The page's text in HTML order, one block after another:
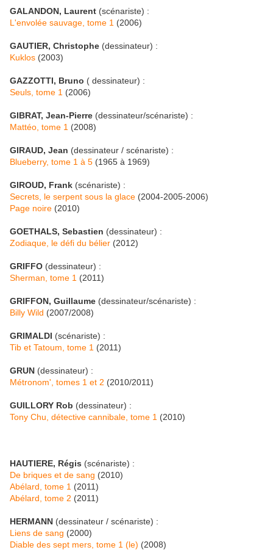
GALANDON, Laurent (scénariste) :
L'envolée sauvage, tome 1 (2006)
GAUTIER, Christophe (dessinateur) :
Kuklos (2003)
GAZZOTTI, Bruno ( dessinateur) :
Seuls, tome 1 (2006)
GIBRAT, Jean-Pierre (dessinateur/scénariste) :
Mattéo, tome 1 (2008)
GIRAUD, Jean (dessinateur / scénariste) :
Blueberry, tome 1 à 5 (1965 à 1969)
GIROUD, Frank (scénariste) :
Secrets, le serpent sous la glace (2004-2005-2006)
Page noire (2010)
GOETHALS, Sebastien (dessinateur) :
Zodiaque, le défi du bélier (2012)
GRIFFO (dessinateur) :
Sherman, tome 1 (2011)
GRIFFON, Guillaume (dessinateur/scénariste) :
Billy Wild (2007/2008)
GRIMALDI (scénariste) :
Tib et Tatoum, tome 1 (2011)
GRUN (dessinateur) :
Métronom', tomes 1 et 2 (2010/2011)
GUILLORY Rob (dessinateur) :
Tony Chu, détective cannibale, tome 1 (2010)
HAUTIERE, Régis (scénariste) :
De briques et de sang (2010)
Abélard, tome 1 (2011)
Abélard, tome 2 (2011)
HERMANN (dessinateur / scénariste) :
Liens de sang (2000)
Diable des sept mers, tome 1 (le) (2008)